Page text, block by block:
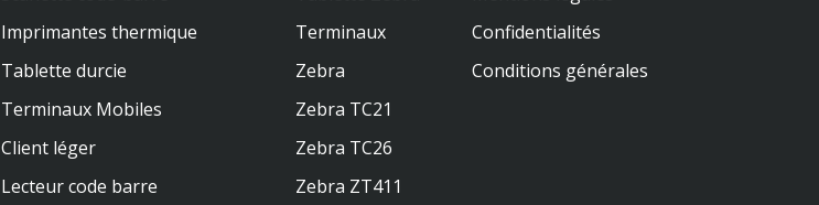
Imprimantes thermique
Tablette durcie
Terminaux Mobiles
Client léger
Lecteur code barre
Terminaux
Zebra
Zebra TC21
Zebra TC26
Zebra ZT411
Confidentialités
Conditions générales